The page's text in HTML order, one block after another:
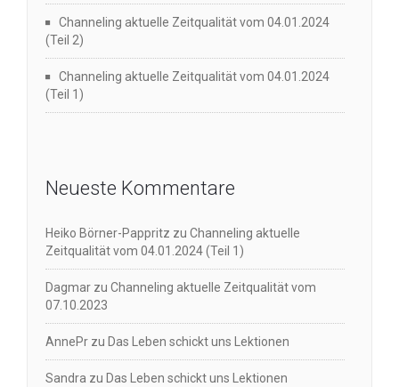
Channeling aktuelle Zeitqualität vom 04.01.2024
(Teil 2)
Channeling aktuelle Zeitqualität vom 04.01.2024
(Teil 1)
Neueste Kommentare
Heiko Börner-Pappritz zu Channeling aktuelle
Zeitqualität vom 04.01.2024 (Teil 1)
Dagmar zu Channeling aktuelle Zeitqualität vom
07.10.2023
AnnePr zu Das Leben schickt uns Lektionen
Sandra zu Das Leben schickt uns Lektionen